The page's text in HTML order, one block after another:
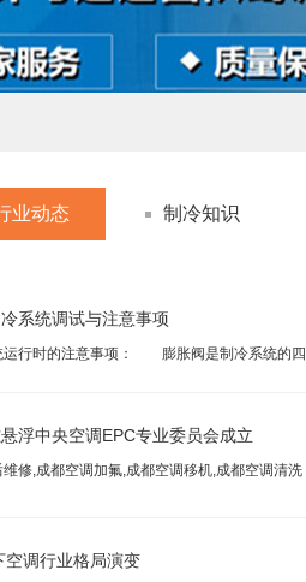
业动态 制冷知识
系统调试与注意事项
运行时的注意事项： 膨胀阀是制冷系统的
浮中央空调EPC专业委员会成立
修,成都空调加氟,成都空调移机,成都空调清洗
空调行业格局演变